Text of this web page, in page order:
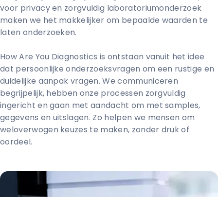
voor privacy en zorgvuldig laboratoriumonderzoek
maken we het makkelijker om bepaalde waarden te
laten onderzoeken.
How Are You Diagnostics is ontstaan vanuit het idee
dat persoonlijke onderzoeksvragen om een rustige en
duidelijke aanpak vragen. We communiceren
begrijpelijk, hebben onze processen zorgvuldig
ingericht en gaan met aandacht om met samples,
gegevens en uitslagen. Zo helpen we mensen om
weloverwogen keuzes te maken, zonder druk of
oordeel.